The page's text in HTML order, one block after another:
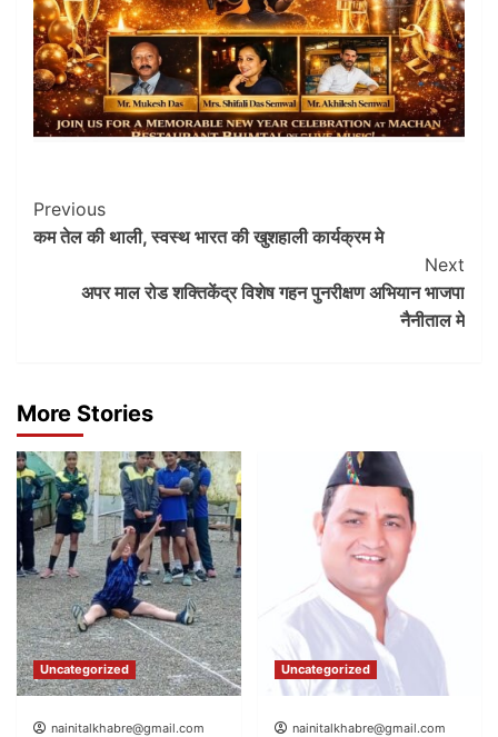
Post
Navigation
Previous
कम तेल की थाली, स्वस्थ भारत की खुशहाली कार्यक्रम मे
Next
अपर माल रोड शक्तिकेंद्र विशेष गहन पुनरीक्षण अभियान भाजपा
नैनीताल मे
More Stories
Uncategorized
nainitalkhabre@gmail.com
Uncategorized
nainitalkhabre@gmail.com